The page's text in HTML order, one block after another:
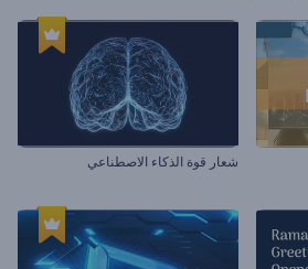
شعار قوة الذكاء الاصطناعي